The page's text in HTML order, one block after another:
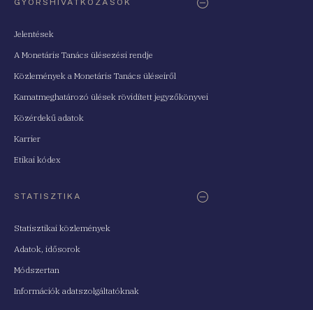
GYORSHIVATKOZÁSOK
Jelentések
A Monetáris Tanács ülésezési rendje
Közlemények a Monetáris Tanács üléseiről
Kamatmeghatározó ülések rövidített jegyzőkönyvei
Közérdekű adatok
Karrier
Etikai kódex
STATISZTIKA
Statisztikai közlemények
Adatok, idősorok
Módszertan
Információk adatszolgáltatóknak